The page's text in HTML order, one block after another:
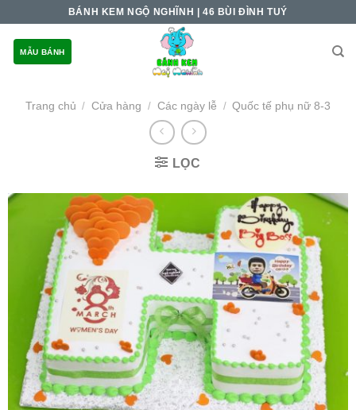
content
BÁNH KEM NGỘ NGHĨNH | 46 BÙI ĐÌNH TUÝ
MẪU BÁNH
Trang chủ / Cửa hàng / Các ngày lễ / Quốc tế phụ nữ 8-3
LỌC